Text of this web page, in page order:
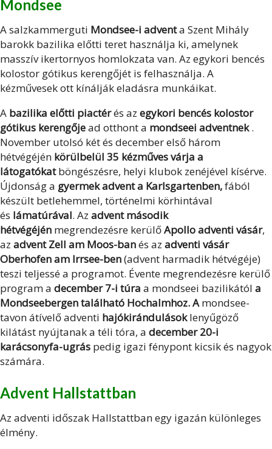
Mondsee
A salzkammerguti Mondsee-i adventa Szent Mihály
barokk bazilika előtti teret használja ki, amelynek
masszív ikertornyos homlokzata van. Az egykori bencés
kolostor gótikus kerengőjét is felhasználja. A
kézművesek ott kínálják eladásra munkáikat.
A bazilika előtti piactérés az egykori bencés kolostor
gótikus kerengőjead otthont a mondseei adventnek.
November utolsó két és december első három
hétvégéjén körülbelül 35 kézműves várja a
látogatókatböngészésre, helyi klubok zenéjével kísérve.
Újdonság a gyermek advent a Karlsgartenben,fából
készült betlehemmel, történelmi körhintával
és lámatúrával. Az advent második
hétvégéjén megrendezésre kerülőApollo adventi vásár,
az advent Zell am Moos-banés az adventi vásár
Oberhofen am Irrsee-ben(advent harmadik hétvégéje)
teszi teljessé a programot. Évente megrendezésre kerülő
program a december 7-i túra a mondseei bazilikától a
Mondseebergen található Hochalmhoz. Amondsee-
tavon átívelő adventi hajókirándulásoklenyűgöző
kilátást nyújtanak a téli tóra, a december 20-i
karácsonyfa-ugrás pedig igazi fénypont kicsik és nagyok
számára.
Advent Hallstattban
Az adventi időszak Hallstattban egy igazán különleges
élmény.